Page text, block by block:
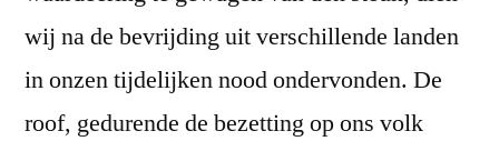
wij na de bevrijding uit verschillende landen
in onzen tijdelijken nood ondervonden. De
roof, gedurende de bezetting op ons volk